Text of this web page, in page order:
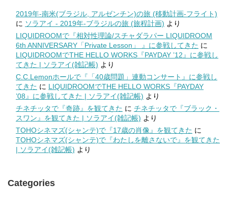
2019年-南米(ブラジル, アルゼンチン)の旅 (移動計画-フライト)
に ソラアイ - 2019年-ブラジルの旅 (旅程計画) より
LIQUIDROOMで『相対性理論/スチャダラパー LIQUIDROOM
6th ANNIVERSARY「Private Lesson」 』に参戦してきた に
LIQUIDROOMでTHE HELLO WORKS『PAYDAY ’12』に参戦し
てきた | ソラアイ(雑記帳) より
C.C.Lemonホールで『「40歳問題」連動コンサート』に参戦し
てきた に LIQUIDROOMでTHE HELLO WORKS『PAYDAY
’08』に参戦してきた | ソラアイ(雑記帳) より
チネチッタで『奇跡』を観てきた に チネチッタで『ブラック・
スワン』を観てきた | ソラアイ(雑記帳) より
TOHOシネマズ(シャンテ)で『17歳の肖像』を観てきた に
TOHOシネマズ(シャンテ)で『わたしを離さないで』を観てきた
| ソラアイ(雑記帳) より
Categories